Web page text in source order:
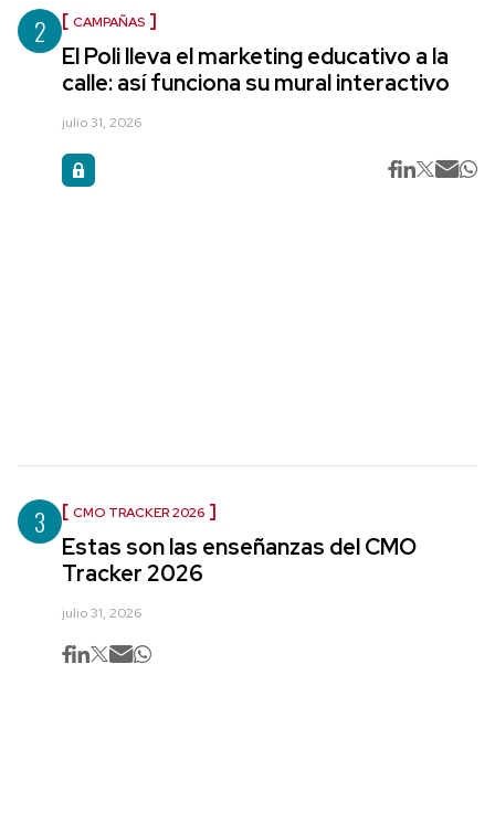
2 CAMPAÑAS
El Poli lleva el marketing educativo a la
calle: así funciona su mural interactivo
julio 31, 2026
3 CMO TRACKER 2026
Estas son las enseñanzas del CMO
Tracker 2026
julio 31, 2026